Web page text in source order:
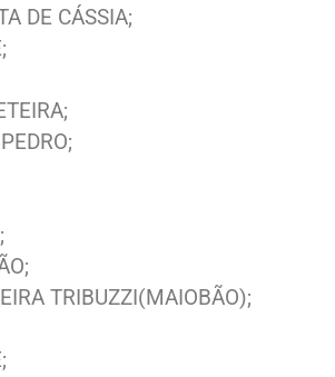
DE CÁSSIA;
TRIBUZZI(MAIOBÃO);